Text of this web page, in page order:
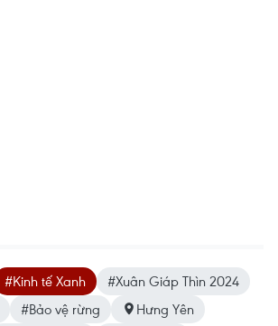
#Kinh tế Xanh
#Xuân Giáp Thìn 2024
#Bảo vệ rừng
Hưng Yên